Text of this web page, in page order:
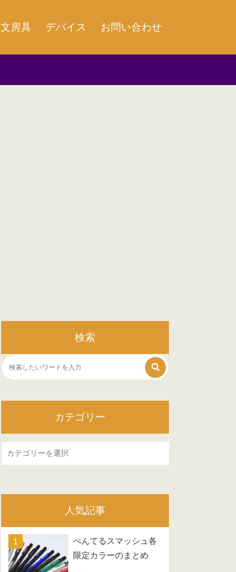
文房具 デバイス お問い合わせ
検索
カテゴリー
カ
リ
人気記事
ぺんてるスマッシュ各
限定カラーのまとめ